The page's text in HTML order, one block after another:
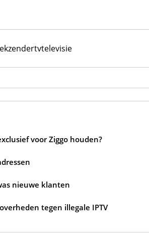
tvtelevisie
voor Ziggo houden?
nieuwe klanten
tegen illegale IPTV